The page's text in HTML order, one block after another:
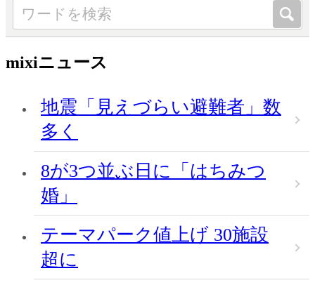
mixiニュース
地震「見えづらい避難者」数
多く
8が3つ並ぶ日に「はちみつ
婚」
テーマパーク値上げ 30施設
超に